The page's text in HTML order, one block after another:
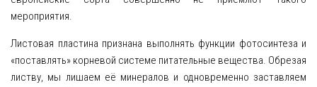
мероприятия.
Листовая пластина признана выполнять функции фотосинтеза и
«поставлять» корневой системе питательные вещества. Обрезая
листву, мы лишаем её минералов и одновременно заставляем